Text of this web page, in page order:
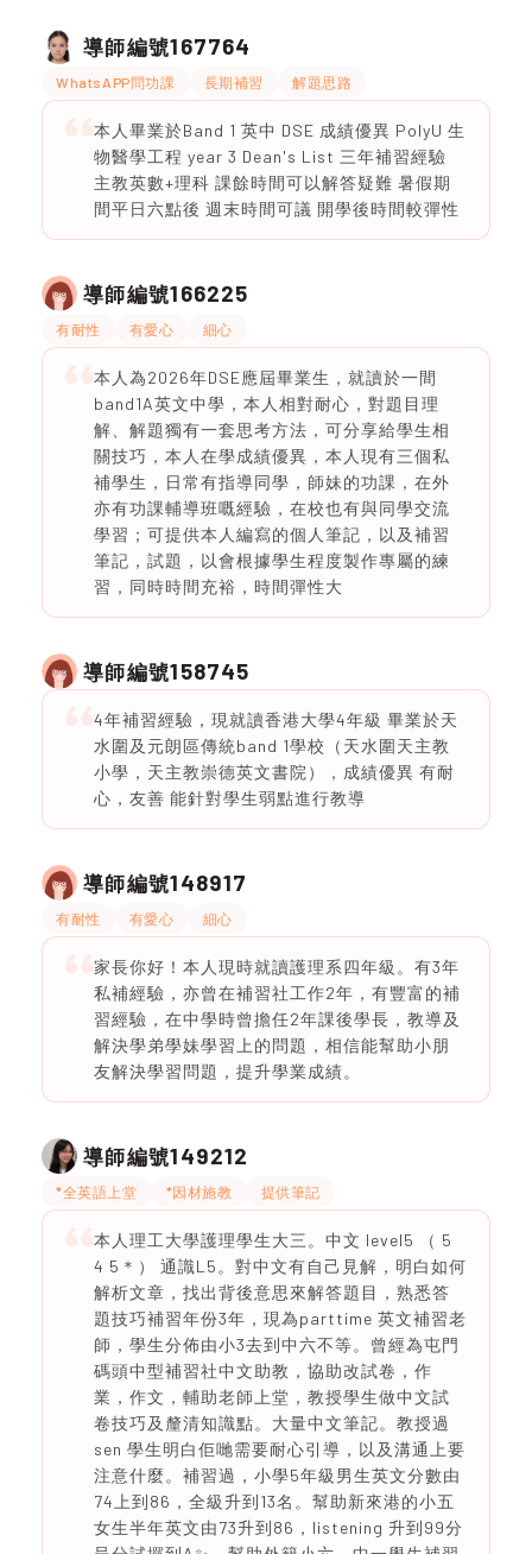
導師編號167764
WhatsAPP問功課 長期補習 解題思路
本人畢業於Band 1 英中 DSE 成績優異 PolyU 生
物醫學工程 year 3 Dean's List 三年補習經驗
主教英數+理科 課餘時間可以解答疑難 暑假期
間平日六點後 週末時間可議 開學後時間較彈性
導師編號166225
有耐性 有愛心 細心
本人為2026年DSE應屆畢業生，就讀於一間
band1A英文中學，本人相對耐心，對題目理
解、解題獨有一套思考方法，可分享給學生相
關技巧，本人在學成績優異，本人現有三個私
補學生，日常有指導同學，師妹的功課，在外
亦有功課輔導班嘅經驗，在校也有與同學交流
學習；可提供本人編寫的個人筆記，以及補習
筆記，試題，以會根據學生程度製作專屬的練
習，同時時間充裕，時間彈性大
導師編號158745
4年補習經驗，現就讀香港大學4年級 畢業於天
水圍及元朗區傳統band 1學校（天水圍天主教
小學，天主教崇德英文書院），成績優異 有耐
心，友善 能針對學生弱點進行教導
導師編號148917
有耐性 有愛心 細心
家長你好！本人現時就讀護理系四年級。有3年
私補經驗，亦曾在補習社工作2年，有豐富的補
習經驗，在中學時曾擔任2年課後學長，教導及
解決學弟學妹學習上的問題，相信能幫助小朋
友解決學習問題，提升學業成績。
導師編號149212
*全英語上堂 *因材施教 提供筆記
本人理工大學護理學生大三。中文 level5 （ 5
4 5＊） 通識L5。對中文有自己見解，明白如何
解析文章，找出背後意思來解答題目，熟悉答
題技巧補習年份3年，現為parttime 英文補習老
師，學生分佈由小3去到中六不等。曾經為屯門
碼頭中型補習社中文助教，協助改試卷，作
業，作文，輔助老師上堂，教授學生做中文試
卷技巧及釐清知識點。大量中文筆記。教授過
sen 學生明白佢哋需要耐心引導，以及溝通上要
注意什麼。補習過，小學5年級男生英文分數由
74上到86，全級升到13名。幫助新來港的小五
女生半年英文由73升到86，listening 升到99分